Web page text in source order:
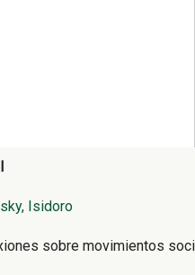
Isidoro
sobre movimientos